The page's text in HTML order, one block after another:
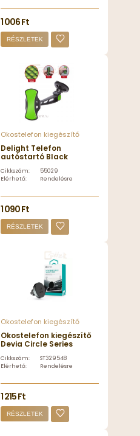
1 006 Ft
RÉSZLETEK
Okostelefon kiegészítő
Delight Telefon
autóstartó Black
Cikkszám:
55029
Elérhető:
Rendelésre
1 090 Ft
RÉSZLETEK
Okostelefon kiegészítő
Okostelefon kiegészítő
Devia Circle Series
Black - ST329548
Cikkszám:
ST329548
Elérhető:
Rendelésre
1 215 Ft
RÉSZLETEK